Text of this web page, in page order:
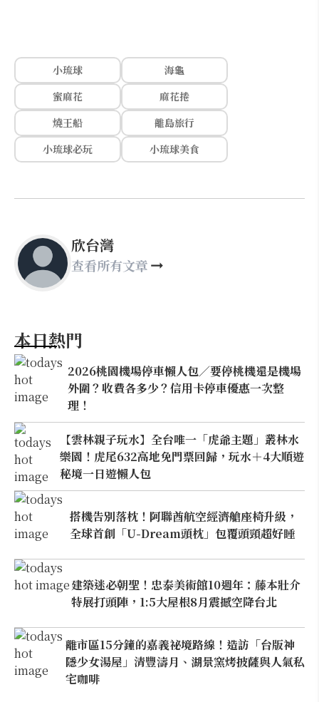
小琉球
海龜
蜜麻花
麻花捲
燒王船
離島旅行
小琉球必玩
小琉球美食
欣台灣
查看所有文章
本日熱門
2026桃園機場停車懶人包／要停桃機還是機場
外圍？收費各多少？信用卡停車優惠一次整
理！
【雲林親子玩水】全台唯一「虎爺主題」叢林水
樂園！虎尾632高地免門票回歸，玩水＋4大順遊
秘境一日遊懶人包
搭機告別落枕！阿聯酋航空經濟艙座椅升級，
全球首創「U-Dream頭枕」包覆頭頸超好睡
建築迷必朝聖！忠泰美術館10週年：藤本壯介
特展打頭陣，1:5大屋根8月震撼空降台北
離市區15分鐘的嘉義祕境路線！造訪「台版神
隱少女湯屋」清豐濤月、湖景窯烤披薩與人氣私
宅咖啡